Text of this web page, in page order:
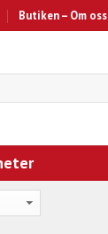
Butiken – Om oss